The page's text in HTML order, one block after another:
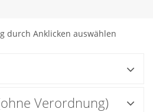
durch Anklicken auswählen
Verordnung)